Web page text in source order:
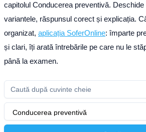
capitolul Conducerea preventivă.
variantele, răspunsul corect și explicația.
organizat, aplicația SoferOnline: împarte
și clari, îți arată întrebările pe care nu le
până la examen.
Conducerea preventivă